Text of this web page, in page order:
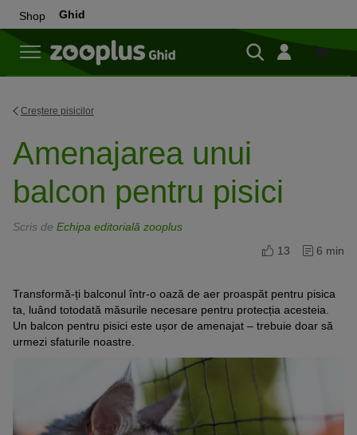
Shop Ghid
Creștere pisicilor
Amenajarea unui
balcon pentru pisici
Scris de Echipa editorială zooplus
13
6 min
Transformă-ți balconul într-o oază de aer proaspăt pentru pisica
ta, luând totodată măsurile necesare pentru protecția acesteia.
Un balcon pentru pisici este ușor de amenajat – trebuie doar să
urmezi sfaturile noastre.